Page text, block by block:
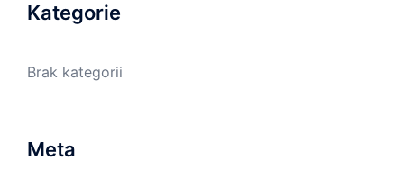
Kategorie
Brak kategorii
Meta